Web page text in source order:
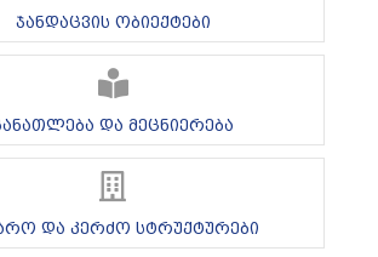
ჯანდაცვის ობიექტები
და მეცნიერება
და კერძო სტრუქტურები